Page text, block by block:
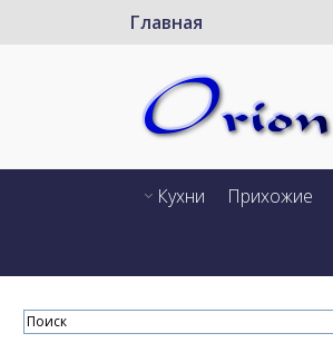
Главная
Кухни Прихожие